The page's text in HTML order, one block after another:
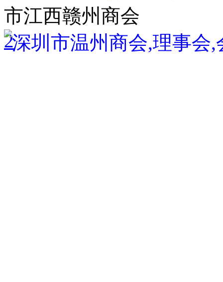
市江西赣州商会
2